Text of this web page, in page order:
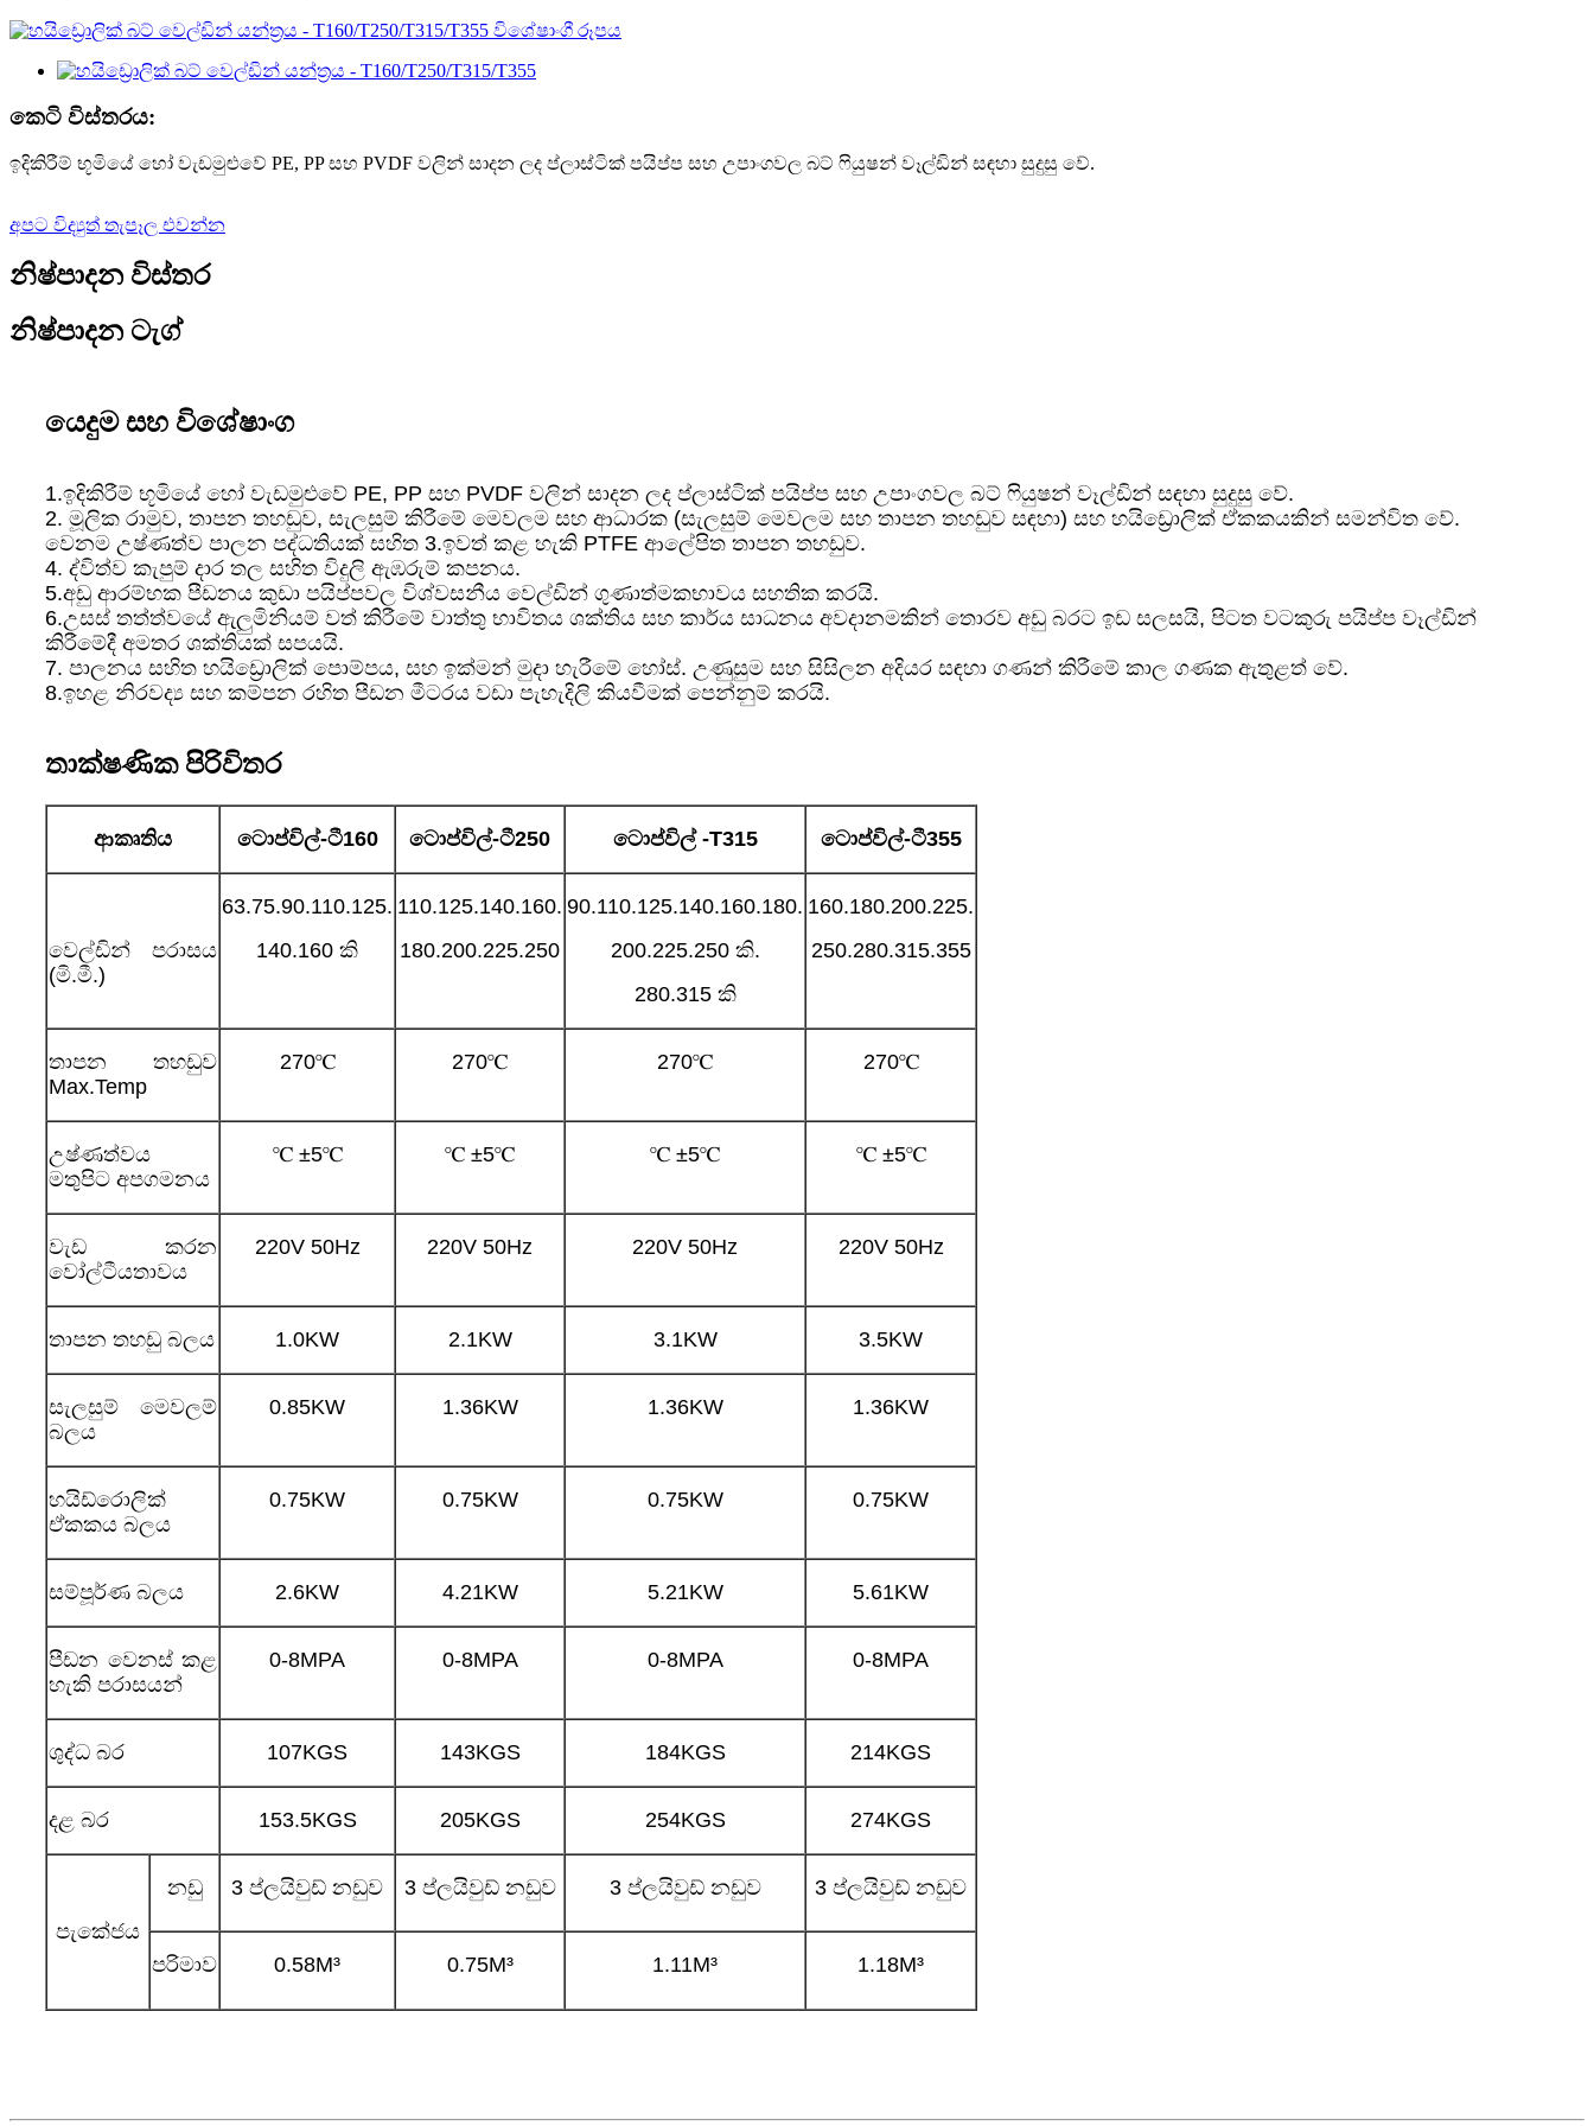
කෙටි විස්තරය:
ඉදිකිරීම් භූමියේ හෝ වැඩමුළුවේ PE, PP සහ PVDF වලින් සාදන ලද ප්ලාස්ටික් පයිප්ප සහ උපාංගවල බට් ෆියුෂන් වෑල්ඩින් සඳහා සුදුසු වේ.
අපට විද්‍යුත් තැපෑල එවන්න
නිෂ්පාදන විස්තර
නිෂ්පාදන ටැග්
යෙදුම සහ විශේෂාංග
1.ඉදිකිරීම් භූමියේ හෝ වැඩමුළුවේ PE, PP සහ PVDF වලින් සාදන ලද ප්ලාස්ටික් පයිප්ප සහ උපාංගවල බට් ෆියුෂන් වෑල්ඩින් සඳහා සුදුසු වේ.
2. මූලික රාමුව, තාපන තහඩුව, සැලසුම් කිරීමේ මෙවලම සහ ආධාරක (සැලසුම් මෙවලම සහ තාපන තහඩුව සඳහා) සහ හයිඩ්‍රොලික් ඒකකයකින් සමන්විත වේ.
වෙනම උෂ්ණත්ව පාලන පද්ධතියක් සහිත 3.ඉවත් කළ හැකි PTFE ආලේපිත තාපන තහඩුව.
4. ද්විත්ව කැපුම් දාර තල සහිත විදුලි ඇඹරුම් කපනය.
5.අඩු ආරම්භක පීඩනය කුඩා පයිප්පවල විශ්වසනීය වෙල්ඩින් ගුණාත්මකභාවය සහතික කරයි.
6.උසස් තත්ත්වයේ ඇලුමිනියම් වත් කිරීමේ වාත්තු භාවිතය ශක්තිය සහ කාර්ය සාධනය අවදානමකින් තොරව අඩු බරට ඉඩ සලසයි, පිටත වටකුරු පයිප්ප වෑල්ඩින්
කිරීමේදී අමතර ශක්තියක් සපයයි.
7. පාලනය සහිත හයිඩ්‍රොලික් පොම්පය, සහ ඉක්මන් මුදා හැරීමේ හෝස්. උණුසුම සහ සිසිලන අදියර සඳහා ගණන් කිරීමේ කාල ගණක ඇතුළත් වේ.
8.ඉහළ නිරවද්‍ය සහ කම්පන රහිත පීඩන මීටරය වඩා පැහැදිලි කියවීමක් පෙන්නුම් කරයි.
තාක්ෂණික පිරිවිතර
ආකෘතිය ටොප්විල්-ටී160 ටොප්විල්-ටී250 ටොප්විල් -T315 ටොප්විල්-ටී355
වෙල්ඩින් පරාසය
(මි.මී.)
63.75.90.110.125.
140.160 කි
110.125.140.160.
180.200.225.250
90.110.125.140.160.180.
200.225.250 කි.
280.315 කි
160.180.200.225.
250.280.315.355
තාපන තහඩුව
Max.Temp
270℃ 270℃ 270℃ 270℃
උෂ්ණත්වය
මතුපිට අපගමනය
℃ ±5℃ ℃ ±5℃ ℃ ±5℃ ℃ ±5℃
වැඩ කරන
වෝල්ටීයතාවය
220V 50Hz 220V 50Hz 220V 50Hz 220V 50Hz
තාපන තහඩු බලය 1.0KW 2.1KW 3.1KW 3.5KW
සැලසුම් මෙවලම්
බලය
0.85KW 1.36KW 1.36KW 1.36KW
හයිඩ්රොලික්
ඒකකය බලය
0.75KW 0.75KW 0.75KW 0.75KW
සම්පූර්ණ බලය 2.6KW 4.21KW 5.21KW 5.61KW
පීඩන වෙනස් කළ
හැකි පරාසයන්
0-8MPA 0-8MPA 0-8MPA 0-8MPA
ශුද්ධ බර 107KGS 143KGS 184KGS 214KGS
දළ බර 153.5KGS 205KGS 254KGS 274KGS
පැකේජය
නඩු 3 ප්ලයිවුඩ් නඩුව 3 ප්ලයිවුඩ් නඩුව 3 ප්ලයිවුඩ් නඩුව 3 ප්ලයිවුඩ් නඩුව
පරිමාව 0.58M³ 0.75M³ 1.11M³ 1.18M³